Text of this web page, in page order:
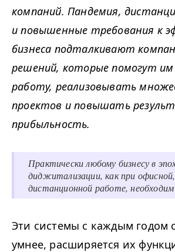
компаний. Пандемия,
и повышенные требования к
бизнеса подталкивают
решений, которые помогут
работу, реализовывать
проектов и повышать
прибыльность.
Практически любому бизнесу в
диджитализации, как при
дистанционной работе,
Эти системы с каждым годом
умнее, расширяется их